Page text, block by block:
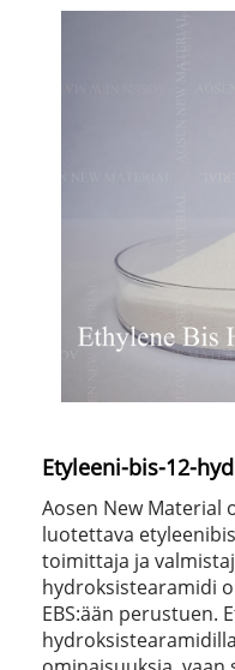
Etyleeni-bis-12-
Aosen New Material
luotettava
toimittaja ja
hydroksistearamidi
EBS:ään perustuen.